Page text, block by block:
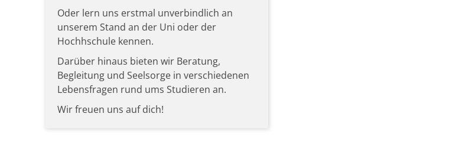
Oder lern uns erstmal unverbindlich an
unserem Stand an der Uni oder der
Hochhschule kennen.
Darüber hinaus bieten wir Beratung,
Begleitung und Seelsorge in verschiedenen
Lebensfragen rund ums Studieren an.
Wir freuen uns auf dich!